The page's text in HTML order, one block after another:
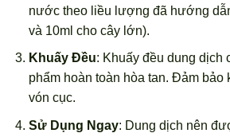
nước theo liều lượng đã hướng
và 10ml cho cây lớn).
Khuấy Đều: Khuấy đều dung dịch
phẩm hoàn toàn hòa tan. Đảm bảo
vón cục.
Sử Dụng Ngay: Dung dịch nên